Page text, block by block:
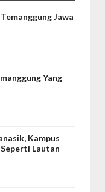
Jawa
Yang
Kampus
Lautan